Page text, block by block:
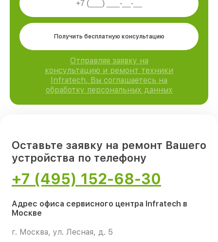
Получить бесплатную консультацию
Отправляя заявку на
консультацию и ремонт техники
Infratech, Вы соглашаетесь на
обработку персональных данных
Оставьте заявку на ремонт Вашего
устройства по телефону
+7 (495) 152-68-30
Адрес офиса сервисного центра Infratech в
Москве
г. Москва, ул. Лесная, д. 5